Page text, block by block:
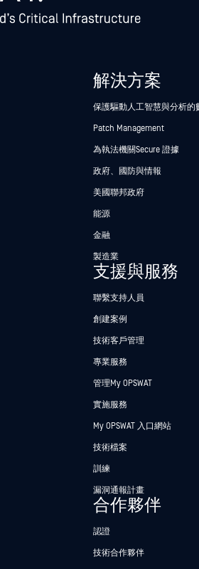
解決方案
保護驅動人工智慧與分析的
Patch Management
為執法機關Secure 證據
政府、國防與情報
美國聯邦政府
能源
金融
製造業
支援與服務
聯繫支持人員
創建案例
技術客戶管理
專業服務
管理My OPSWAT
實施服務
My OPSWAT 入口網站
技術檔案
訓練
漏洞通報計畫
合作夥伴
認證
技術合作夥伴